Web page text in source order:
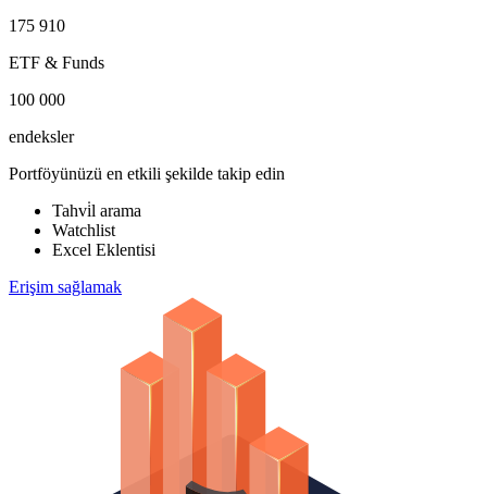
175 910
ETF & Funds
100 000
endeksler
Portföyünüzü en etkili şekilde takip edin
Tahvi̇l arama
Watchlist
Excel Eklentisi
Erişim sağlamak